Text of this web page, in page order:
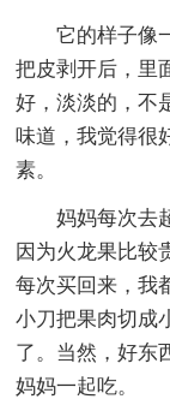
它的样子像
把皮剥开后，里
好，淡淡的，不
味道，我觉得很
素。
妈妈每次去
因为火龙果比较
每次买回来，我
小刀把果肉切成
了。当然，好东
妈妈一起吃。